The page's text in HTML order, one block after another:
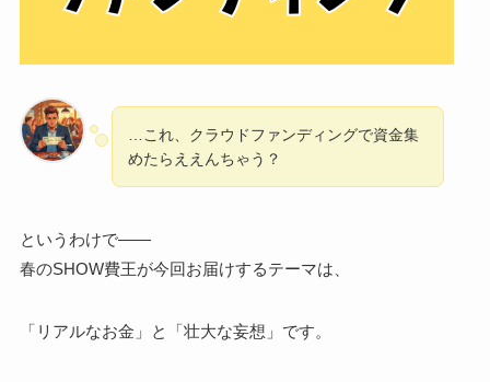
…これ、クラウドファンディングで資金集
めたらええんちゃう？
というわけで——
春のSHOW費王が今回お届けするテーマは、
「リアルなお金」と「壮大な妄想」です。